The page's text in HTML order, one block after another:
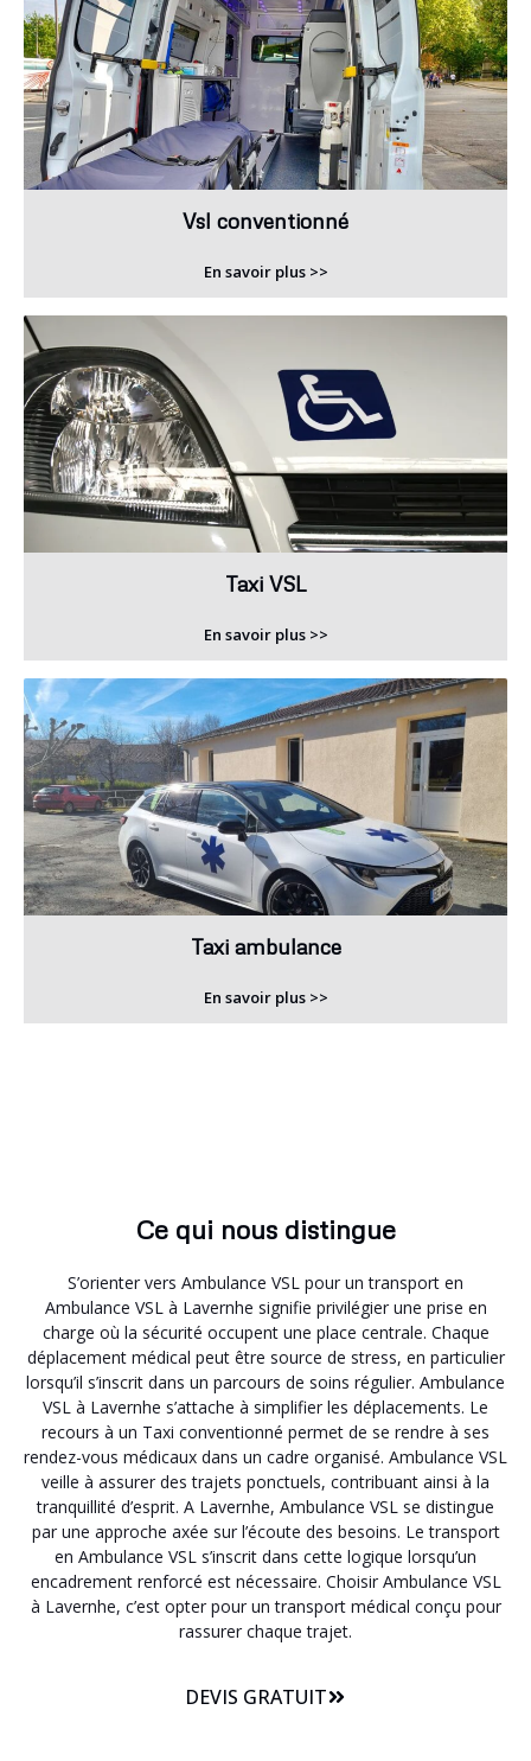
Vsl conventionné
En savoir plus >>
Taxi VSL
En savoir plus >>
Taxi ambulance
En savoir plus >>
Ce qui nous distingue
S’orienter vers Ambulance VSL pour un transport en
Ambulance VSL à Lavernhe signifie privilégier une prise en
charge où la sécurité occupent une place centrale. Chaque
déplacement médical peut être source de stress, en particulier
lorsqu’il s’inscrit dans un parcours de soins régulier. Ambulance
VSL à Lavernhe s’attache à simplifier les déplacements. Le
recours à un Taxi conventionné permet de se rendre à ses
rendez-vous médicaux dans un cadre organisé. Ambulance VSL
veille à assurer des trajets ponctuels, contribuant ainsi à la
tranquillité d’esprit. A Lavernhe, Ambulance VSL se distingue
par une approche axée sur l’écoute des besoins. Le transport
en Ambulance VSL s’inscrit dans cette logique lorsqu’un
encadrement renforcé est nécessaire. Choisir Ambulance VSL
à Lavernhe, c’est opter pour un transport médical conçu pour
rassurer chaque trajet.
DEVIS GRATUIT